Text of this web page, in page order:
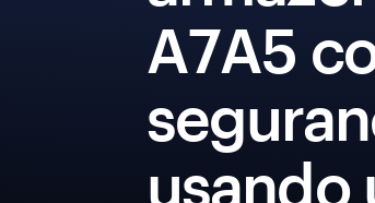
A7A5
usando